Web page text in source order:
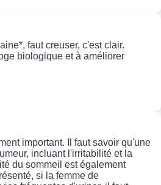
faut creuser, c'est clair.
biologique et à améliorer
important. Il faut savoir qu'une
incluant l'irritabilité et la
du sommeil est également
si la femme de